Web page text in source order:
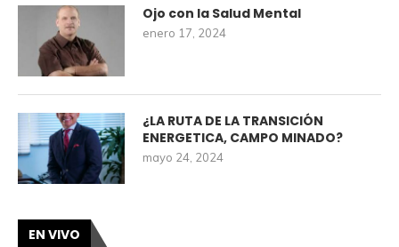
Ojo con la Salud Mental
enero 17, 2024
¿LA RUTA DE LA TRANSICIÓN
ENERGETICA, CAMPO MINADO?
mayo 24, 2024
EN VIVO